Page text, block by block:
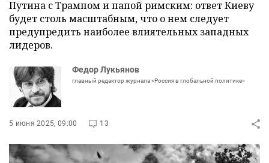
Путина с Трампом и папой римским: ответ Киеву
будет столь масштабным, что о нем следует
предупредить наиболее влиятельных западных
лидеров.
Федор Лукьянов
главный редактор журнала «Россия в глобальной политике»
5 июня 2025, 09:00 13